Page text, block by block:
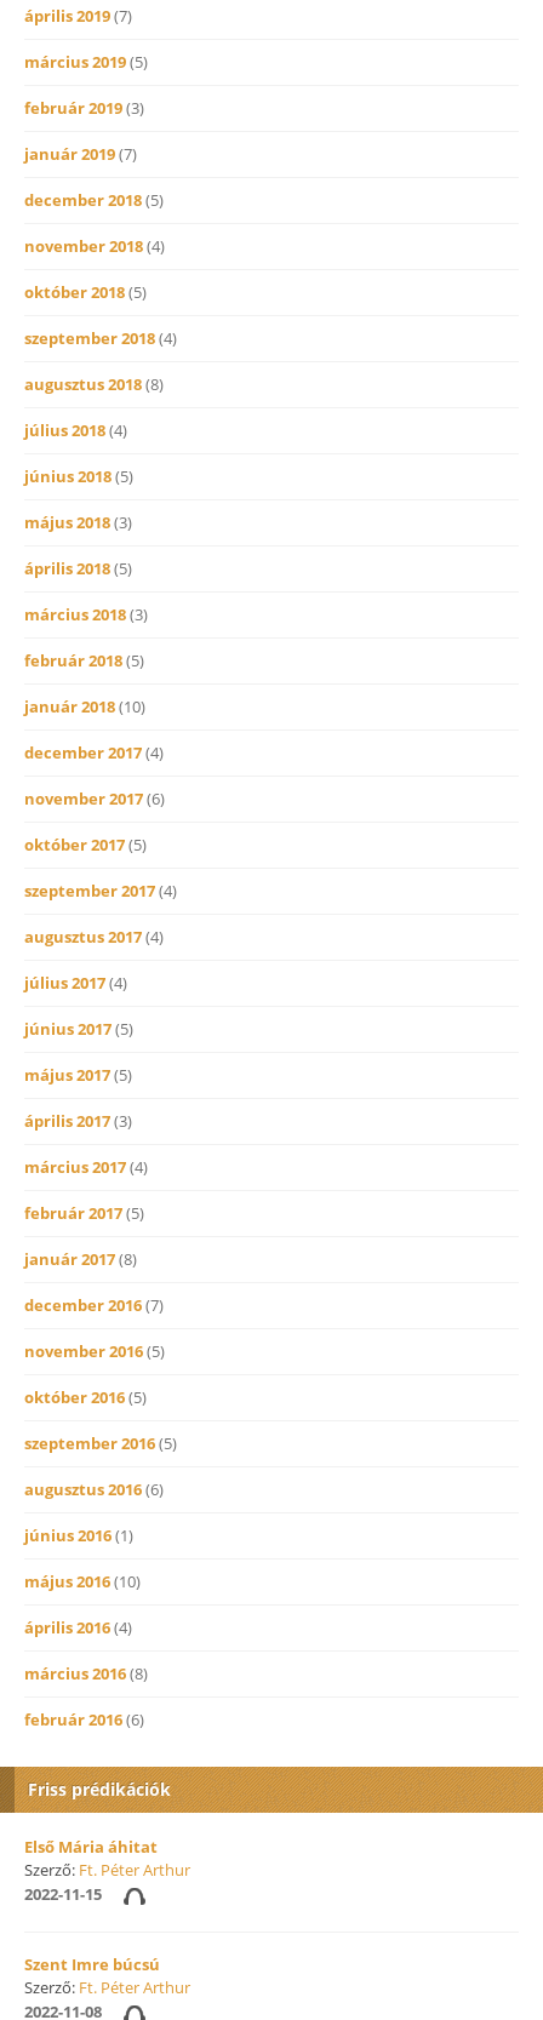
április 2019(7)
március 2019(5)
február 2019(3)
január 2019(7)
december 2018(5)
november 2018(4)
október 2018(5)
szeptember 2018(4)
augusztus 2018(8)
július 2018(4)
június 2018(5)
május 2018(3)
április 2018(5)
március 2018(3)
február 2018(5)
január 2018(10)
december 2017(4)
november 2017(6)
október 2017(5)
szeptember 2017(4)
augusztus 2017(4)
július 2017(4)
június 2017(5)
május 2017(5)
április 2017(3)
március 2017(4)
február 2017(5)
január 2017(8)
december 2016(7)
november 2016(5)
október 2016(5)
szeptember 2016(5)
augusztus 2016(6)
június 2016(1)
május 2016(10)
április 2016(4)
március 2016(8)
február 2016(6)
Friss prédikációk
Első Mária áhitat
Szerző: Ft. Péter Arthur
2022-11-15
Szent Imre búcsú
Szerző: Ft. Péter Arthur
2022-11-08